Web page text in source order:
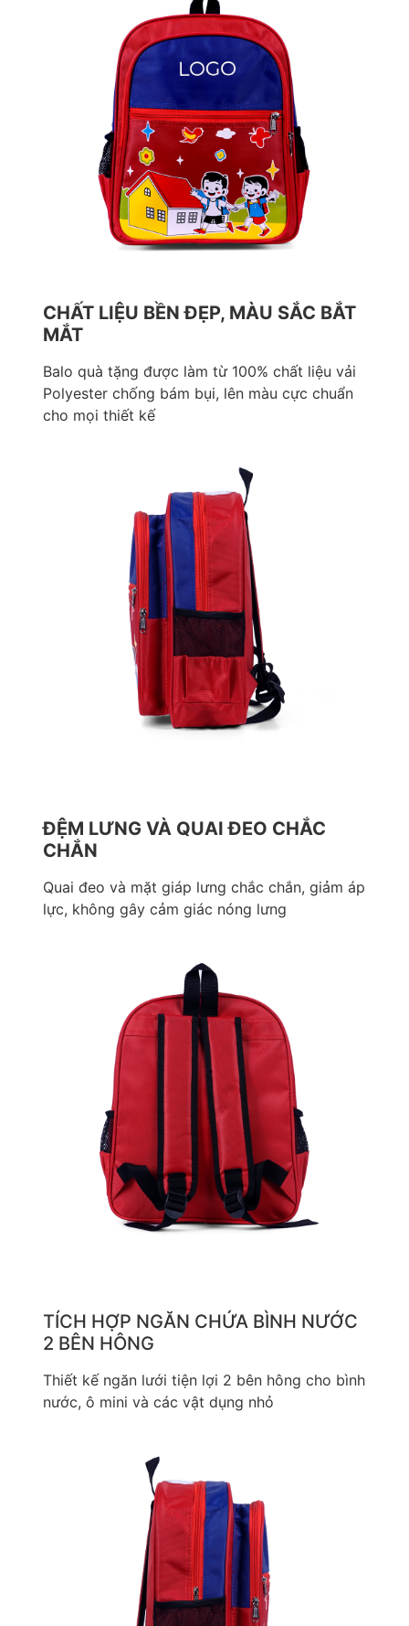
CHẤT LIỆU BỀN ĐẸP, MÀU SẮC BẮT
MẮT
Balo quà tặng được làm từ 100% chất liệu vải
Polyester chống bám bụi, lên màu cực chuẩn
cho mọi thiết kế
ĐỆM LƯNG VÀ QUAI ĐEO CHẮC
CHẮN
Quai đeo và mặt giáp lưng chắc chắn, giảm áp
lực, không gây cảm giác nóng lưng
TÍCH HỢP NGĂN CHỨA BÌNH NƯỚC
2 BÊN HÔNG
Thiết kế ngăn lưới tiện lợi 2 bên hông cho bình
nước, ô mini và các vật dụng nhỏ